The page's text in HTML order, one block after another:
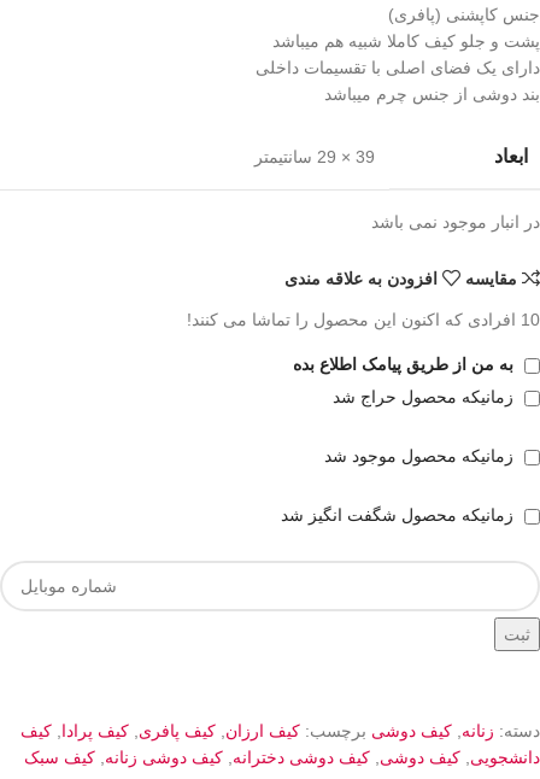
جنس کاپشنی (پافری)
پشت و جلو کیف کاملا شبیه هم میباشد
دارای یک فضای اصلی با تقسیمات داخلی
بند دوشی از جنس چرم میباشد
ابعاد 39 × 29 سانتیمتر
در انبار موجود نمی باشد
مقايسه افزودن به علاقه مندی
10 افرادی که اکنون این محصول را تماشا می کنند!
به من از طریق پیامک اطلاع بده
زمانیکه محصول حراج شد
زمانیکه محصول موجود شد
زمانیکه محصول شگفت انگیز شد
ثبت
دسته: زنانه, کیف دوشی برچسب: کیف ارزان, کیف پافری, کیف پرادا, کیف
دانشجویی, کیف دوشی, کیف دوشی دخترانه, کیف دوشی زنانه, کیف سبک